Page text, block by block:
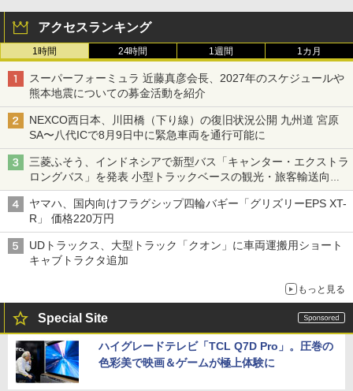
アクセスランキング
1時間 24時間 1週間 1カ月
スーパーフォーミュラ 近藤真彦会長、2027年のスケジュールや
熊本地震についての募金活動を紹介
NEXCO西日本、川田橋（下り線）の復旧状況公開 九州道 宮原
SA〜八代ICで8月9日中に緊急車両を通行可能に
三菱ふそう、インドネシアで新型バス「キャンター・エクストラ
ロングバス」を発表 小型トラックベースの観光・旅客輸送向け
バス
ヤマハ、国内向けフラグシップ四輪バギー「グリズリーEPS XT-
R」 価格220万円
UDトラックス、大型トラック「クオン」に車両運搬用ショート
キャブトラクタ追加
もっと見る
Special Site
ハイグレードテレビ「TCL Q7D Pro」。圧巻の
色彩美で映画＆ゲームが極上体験に